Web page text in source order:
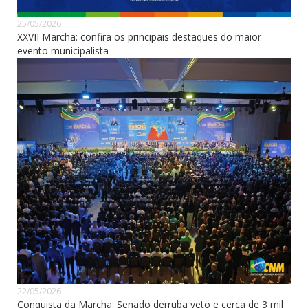
25/05/2026
XXVII Marcha: confira os principais destaques do maior
evento municipalista
22/05/2026
Conquista da Marcha: Senado derruba veto e cerca de 3 mil